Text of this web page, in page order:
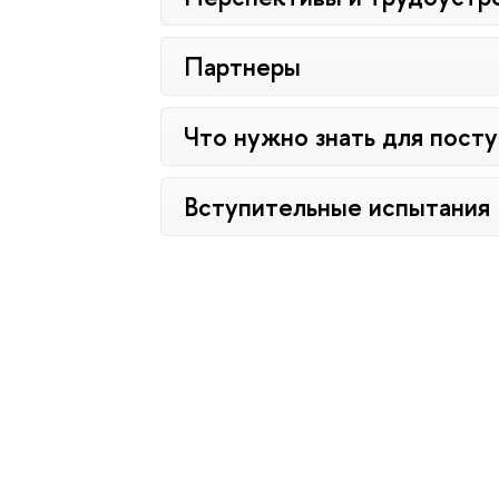
Партнеры
Что нужно знать для
Вступительные испытания